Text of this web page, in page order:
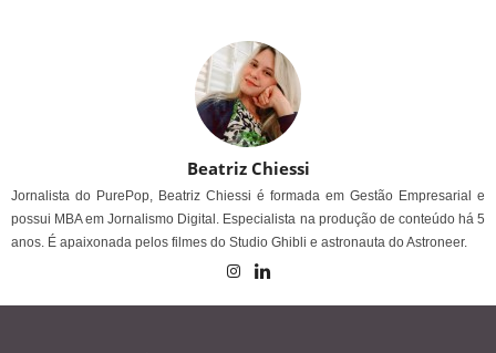
Beatriz Chiessi
Jornalista do PurePop, Beatriz Chiessi é formada em Gestão Empresarial e
possui MBA em Jornalismo Digital. Especialista na produção de conteúdo há 5
anos. É apaixonada pelos filmes do Studio Ghibli e astronauta do Astroneer.